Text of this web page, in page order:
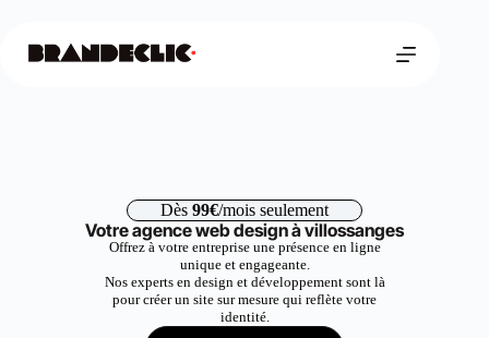
Dès 99€/mois seulement
Votre agence web design à villossanges
Offrez à votre entreprise une présence en ligne
unique et engageante.
Nos experts en design et développement sont là
pour créer un site sur mesure qui reflète votre
identité.